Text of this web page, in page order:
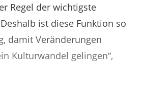
Regel der wichtigste
ist diese Funktion so
damit Veränderungen
Kulturwandel gelingen“,